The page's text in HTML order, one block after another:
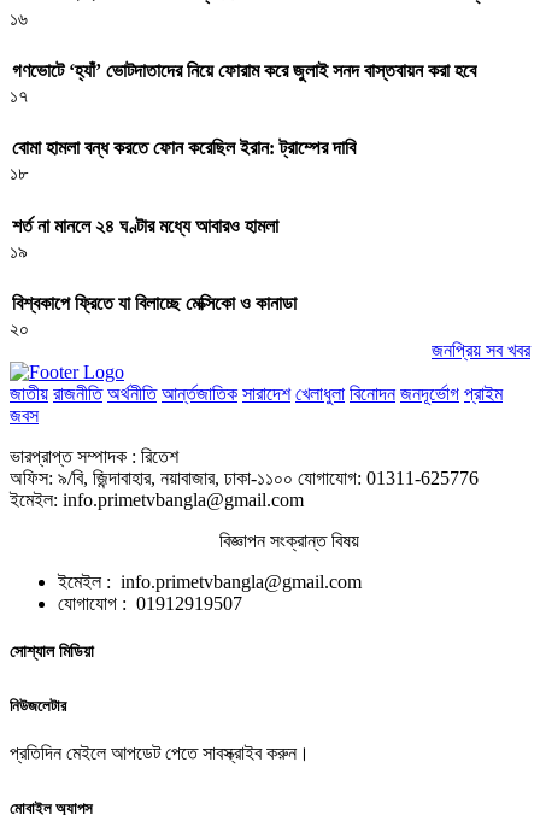
১৬
গণভোটে ‘হ্যাঁ’ ভোটদাতাদের নিয়ে ফোরাম করে জুলাই সনদ বাস্তবায়ন করা হবে
১৭
বোমা হামলা বন্ধ করতে ফোন করেছিল ইরান: ট্রাম্পের দাবি
১৮
শর্ত না মানলে ২৪ ঘণ্টার মধ্যে আবারও হামলা
১৯
বিশ্বকাপে ফ্রিতে যা বিলাচ্ছে মেক্সিকো ও কানাডা
২০
জনপ্রিয় সব খবর
জাতীয় রাজনীতি অর্থনীতি আর্ন্তজাতিক সারাদেশ খেলাধুলা বিনোদন জনদূর্ভোগ প্রাইম
জবস
ভারপ্রাপ্ত সম্পাদক : রিতেশ
অফিস: ৯/বি, জিন্দাবাহার, নয়াবাজার, ঢাকা-১১০০ যোগাযোগ: 01311-625776
ইমেইল: info.primetvbangla@gmail.com
বিজ্ঞাপন সংক্রান্ত বিষয়
ইমেইল : info.primetvbangla@gmail.com
যোগাযোগ : 01912919507
সোশ্যাল মিডিয়া
নিউজলেটার
প্রতিদিন মেইলে আপডেট পেতে সাবস্ক্রাইব করুন।
মোবাইল অ্যাপস